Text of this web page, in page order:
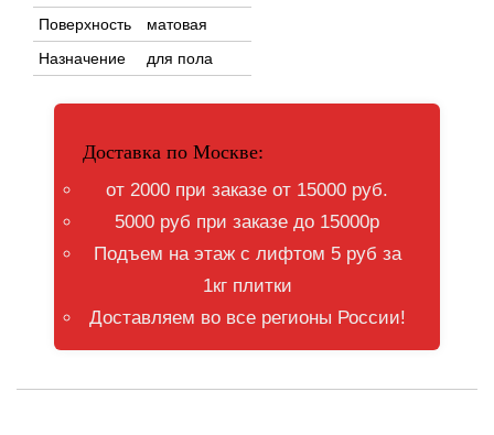
Поверхность
матовая
Назначение
для пола
Доставка по Москве:
от 2000 при заказе от 15000 руб.
5000 руб при заказе до 15000р
Подъем на этаж с лифтом 5 руб за
1кг плитки
Доставляем во все регионы России!